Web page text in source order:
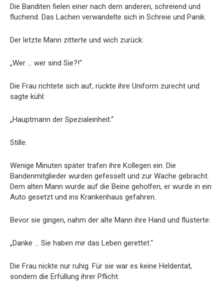
Die Banditen fielen einer nach dem anderen, schreiend und
fluchend. Das Lachen verwandelte sich in Schreie und Panik.
Der letzte Mann zitterte und wich zurück:
„Wer … wer sind Sie?!“
Die Frau richtete sich auf, rückte ihre Uniform zurecht und
sagte kühl:
„Hauptmann der Spezialeinheit.“
Stille.
Wenige Minuten später trafen ihre Kollegen ein. Die
Bandenmitglieder wurden gefesselt und zur Wache gebracht.
Dem alten Mann wurde auf die Beine geholfen, er wurde in ein
Auto gesetzt und ins Krankenhaus gefahren.
Bevor sie gingen, nahm der alte Mann ihre Hand und flüsterte:
„Danke … Sie haben mir das Leben gerettet.“
Die Frau nickte nur ruhig. Für sie war es keine Heldentat,
sondern die Erfüllung ihrer Pflicht.